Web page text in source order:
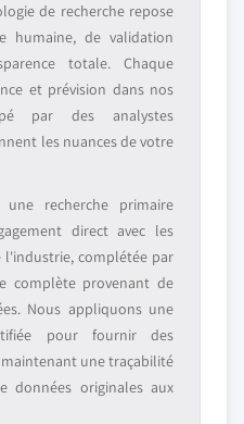
de recherche repose
humaine, de validation
totale. Chaque
et prévision dans nos
par des analystes
les nuances de votre
recherche primaire
direct avec les
complétée par
complète provenant de
Nous appliquons une
pour fournir des
une traçabilité
données originales aux